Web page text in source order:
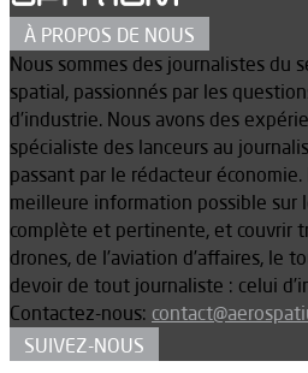
À PROPOS DE NOUS
Nous sommes des journalistes du
spatial, passionnés par les
d’industrie. Nous avons des
spécialiste des lanceurs au
passant par le rédacteur
meilleure information possible sur
complète et pertinente, et couvrir
drones, de l’aviation d’affaires, le
devoir de tout journaliste : celui
Contactez-nous:
SUIVEZ-NOUS